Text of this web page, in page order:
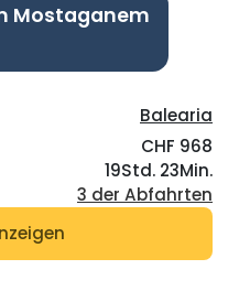
Mostaganem
Balearia
CHF 968
19Std. 23Min.
3 der Abfahrten